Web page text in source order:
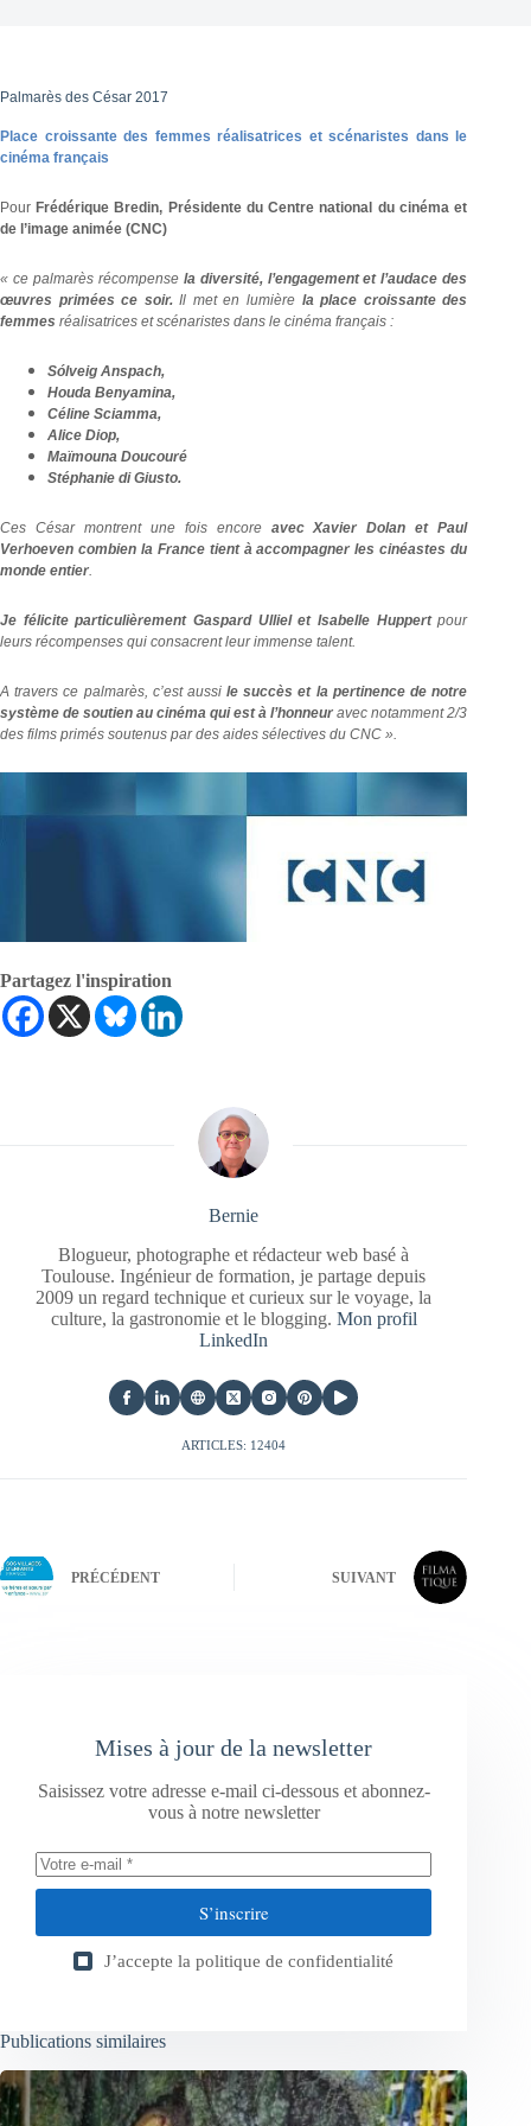
Palmarès des César 2017
Place croissante des femmes réalisatrices et scénaristes dans le
cinéma français
PourFrédérique Bredin, Présidente du Centre national du cinéma et
de l’image animée (CNC)
« ce palmarès récompense la diversité, l’engagement et l’audace des
œuvres primées ce soir.Il met en lumière la place croissante des
femmes réalisatrices et scénaristes dans le cinéma français :
Sólveig Anspach,
Houda Benyamina,
Céline Sciamma,
Alice Diop,
Maïmouna Doucouré
Stéphanie di Giusto.
Ces César montrent une fois encore avec Xavier Dolan et Paul
Verhoeven combien la France tient à accompagner les cinéastes du
monde entier
Je félicite particulièrement Gaspard Ulliel et Isabelle Huppertpour
leurs récompenses qui consacrent leur immense talent.
A travers ce palmarès, c’est aussile succès et la pertinence de notre
système de soutien au cinéma qui est à l’honneuravec notamment 2/3
des films primés soutenus par des aides sélectives du CNC ».
Partagez l'inspiration
Bernie
Blogueur, photographe et rédacteur web basé à
Toulouse. Ingénieur de formation, je partage depuis
2009 un regard technique et curieux sur le voyage, la
culture, la gastronomie et le blogging. Mon profil
LinkedIn
ARTICLES: 12404
PRÉCÉDENT SUIVANT
Mises à jour de la newsletter
Saisissez votre adresse e-mail ci-dessous et abonnez-
vous à notre newsletter
S’inscrire
J’accepte la politique de confidentialité
Publications similaires